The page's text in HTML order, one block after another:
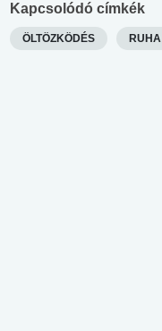
Kapcsolódó címkék
ÖLTÖZKÖDÉS RUHA